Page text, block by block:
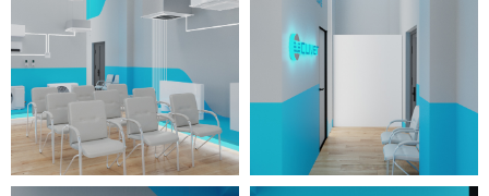
пространство по максимуму,
обеспечивая комфорт работы
специалистов. Выступающие
декоративными перегородками
стеллажи несколько изолируют
отдельные рабочие места,